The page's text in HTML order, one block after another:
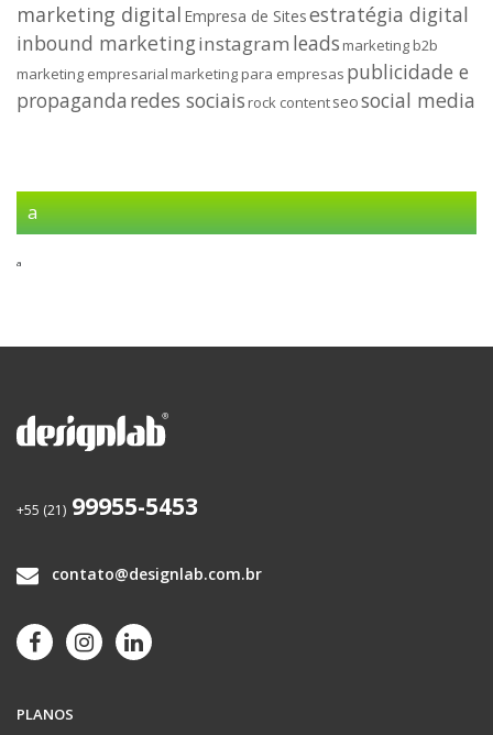
marketing digital Empresa de Sitesestratégia digital
inbound marketinginstagram leads marketing b2b
marketing empresarial marketing para empresas publicidade e
propaganda redes sociais rock contentseosocial media
a
a
+55 (21) 99955-5453
contato@designlab.com.br
PLANOS